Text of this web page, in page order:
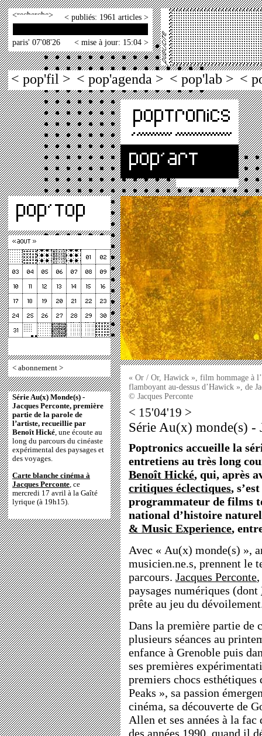
< > < publiés: 1961 articles >
paris' 07'08'26 < mise à jour: 15:04 >
< pop'fil > < pop'agenda > < pop'lab > <
< abonnement >
Série Au(x) Monde(s) -
Jacques Perconte, première
partie de la parole de
l’artiste, recueillie par
Benoît Hické, une écoute au
long du parcours du cinéaste
expérimental des paysages et
des voyages.
Carte blanche cinéma à
Jacques Perconte, ce
mercredi 17 avril à la Gaîté
lyrique (à 19h15).
« Or / Or, Hawick », film hommage à
flamboyant au-dessus d’Hawick », de
© Jacques Perconte
< 15'04'19 >
Série Au(x) monde(s) -
Poptronics accueille la
entretiens au très long
Benoît Hické, qui, après
critiques éclectiques,
programmateur de films
national d’histoire
& Music Experience,
Avec « Au(x) monde(s) »,
musicien.ne.s, prennent le
parcours. Jacques Perconte
paysages numériques (dont
prête au jeu du
Dans la première partie de
plusieurs séances au
enfance à Grenoble puis
ses premières
premiers chocs
Peaks », sa passion
cinéma, sa découverte de
Allen et ses années à la
des années 1990, quand il